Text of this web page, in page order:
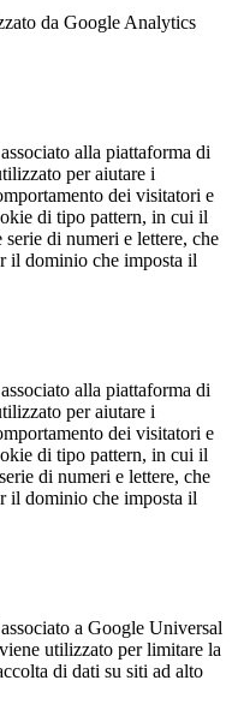
da Google Analytics
alla piattaforma di
per aiutare i
dei visitatori e
di tipo pattern, in cui il
di numeri e lettere, che
il dominio che imposta il
alla piattaforma di
per aiutare i
dei visitatori e
di tipo pattern, in cui il
di numeri e lettere, che
il dominio che imposta il
a Google Universal
utilizzato per limitare la
di dati su siti ad alto